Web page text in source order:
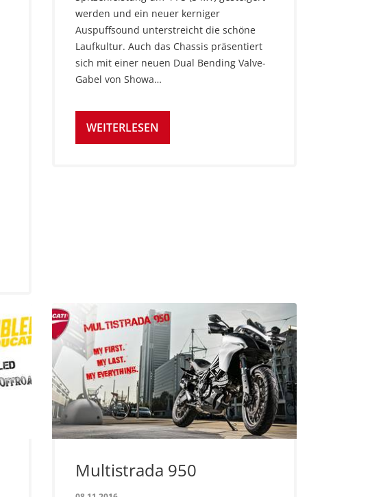
werden und ein neuer kerniger
Auspuffsound unterstreicht die schöne
Laufkultur. Auch das Chassis präsentiert
sich mit einer neuen Dual Bending Valve-
Gabel von Showa…
WEITERLESEN
Multistrada 950